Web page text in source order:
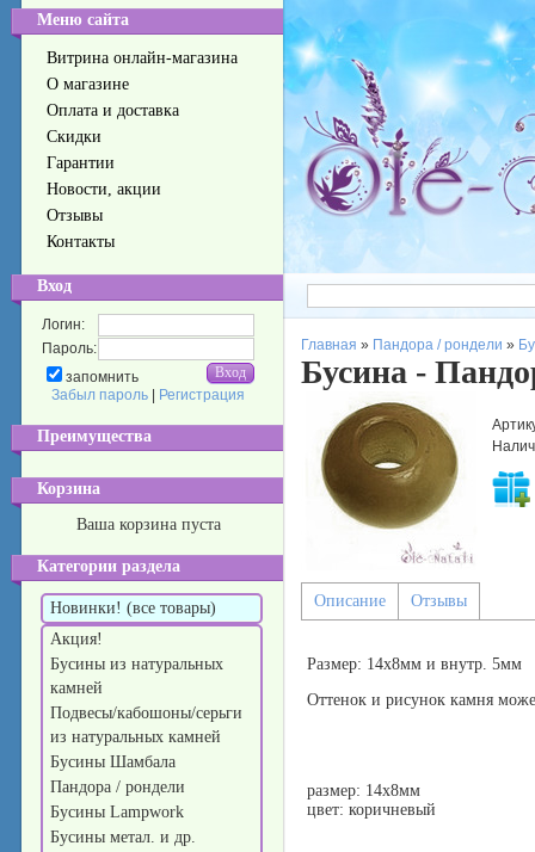
Меню сайта
Витрина онлайн-магазина
О магазине
Оплата и доставка
Скидки
Гарантии
Новости, акции
Отзывы
Контакты
Вход
Логин:
Пароль:
запомнить
Забыл пароль
Регистрация
Преимущества
Корзина
Ваша корзина пуста
Категории раздела
Новинки! (все товары)
Акция!
Бусины из натуральных
камней
Подвесы/кабошоны/серьги
из натуральных камней
Бусины Шамбала
Пандора / рондели
Бусины Lampwork
Бусины метал. и др.
Главная » Пандора / рондели »
Бусина -
Описание Отзывы
Размер: 14х8мм и внутр. 5мм
Оттенок и рисунок камня
размер: 14х8мм
цвет: коричневый